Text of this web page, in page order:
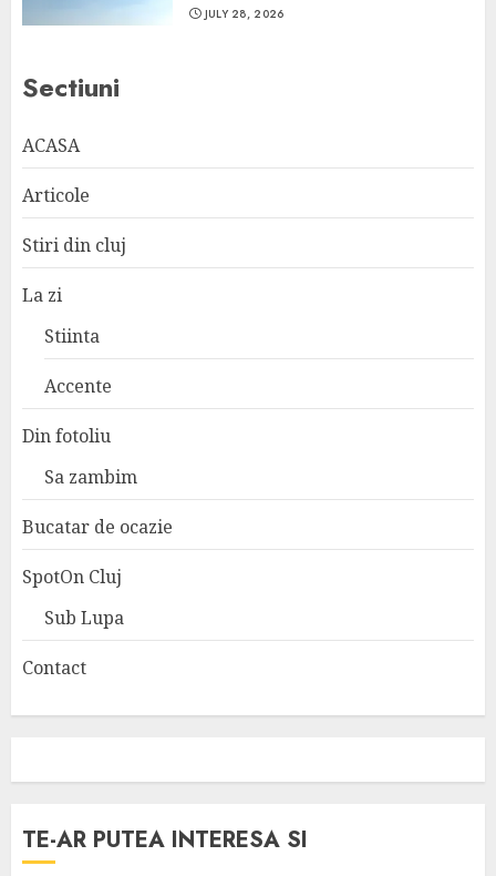
JULY 28, 2026
Sectiuni
ACASA
Articole
Stiri din cluj
La zi
Stiinta
Accente
Din fotoliu
Sa zambim
Bucatar de ocazie
SpotOn Cluj
Sub Lupa
Contact
TE-AR PUTEA INTERESA SI